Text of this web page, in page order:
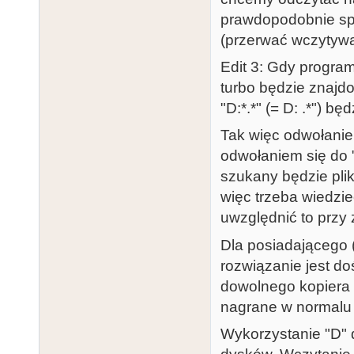
prawdopodobnie
(przerwać
Edit 3: Gdy
turbo będzie
"D:*.*" (= D: .*")
Tak więc
odwołaniem się
szukany będzie
więc trzeba
uwzględnić to przy
Dla posiadającego
rozwiązanie jest
dowolnego
nagrane w
Wykorzystanie "D"